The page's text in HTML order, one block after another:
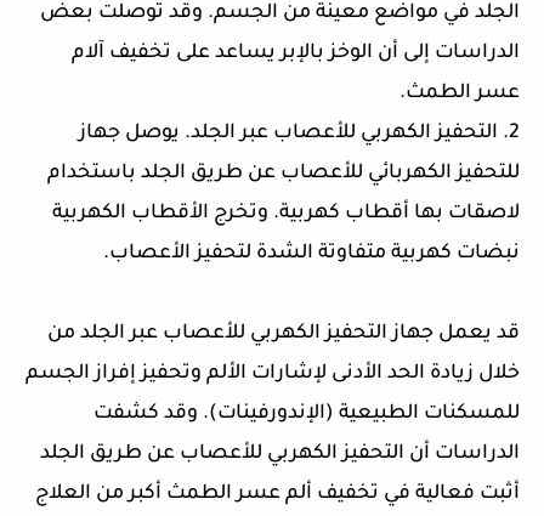
الجلد في مواضع معينة من الجسم. وقد توصلت بعض
الدراسات إلى أن الوخز بالإبر يساعد على تخفيف آلام
عسر الطمث.
2. التحفيز الكهربي للأعصاب عبر الجلد. يوصل جهاز
للتحفيز الكهربائي للأعصاب عن طريق الجلد باستخدام
لاصقات بها أقطاب كهربية. وتخرج الأقطاب الكهربية
نبضات كهربية متفاوتة الشدة لتحفيز الأعصاب.
قد يعمل جهاز التحفيز الكهربي للأعصاب عبر الجلد من
خلال زيادة الحد الأدنى لإشارات الألم وتحفيز إفراز الجسم
للمسكنات الطبيعية (الإندورفينات). وقد كشفت
الدراسات أن التحفيز الكهربي للأعصاب عن طريق الجلد
أثبت فعالية في تخفيف ألم عسر الطمث أكبر من العلاج